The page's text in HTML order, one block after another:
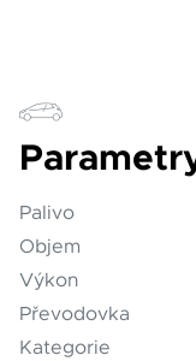
Palivo
Objem
Výkon
Převodovka
Kategorie